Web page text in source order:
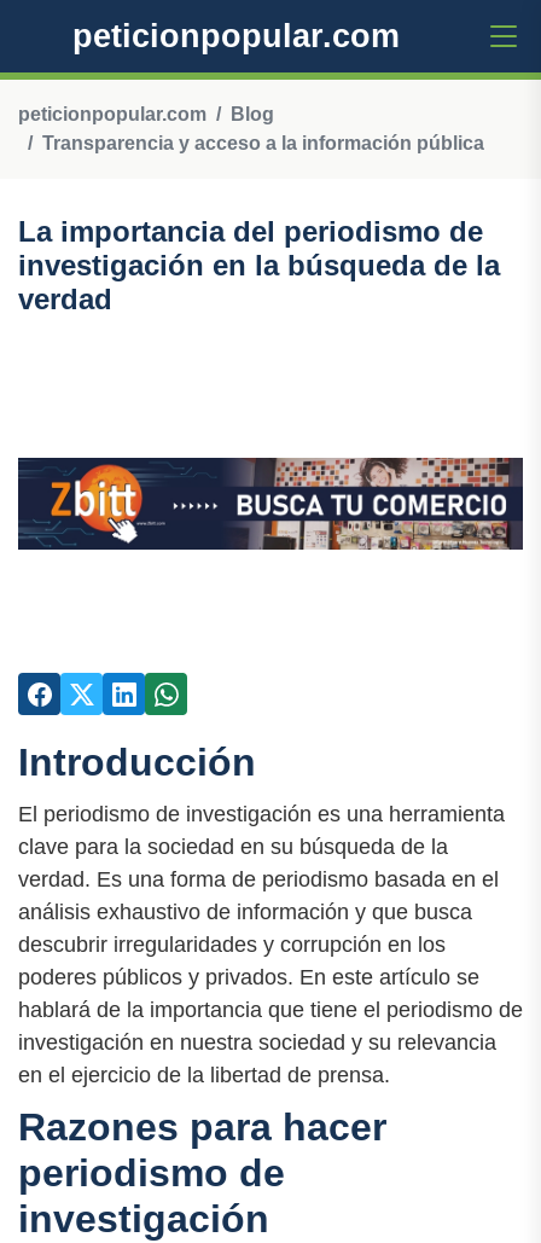
peticionpopular.com
peticionpopular.com
Blog
Transparencia y acceso a la información pública
La importancia del periodismo de
investigación en la búsqueda de la
verdad
Introducción
El periodismo de investigación es una herramienta
clave para la sociedad en su búsqueda de la
verdad. Es una forma de periodismo basada en el
análisis exhaustivo de información y que busca
descubrir irregularidades y corrupción en los
poderes públicos y privados. En este artículo se
hablará de la importancia que tiene el periodismo de
investigación en nuestra sociedad y su relevancia
en el ejercicio de la libertad de prensa.
Razones para hacer
periodismo de
investigación